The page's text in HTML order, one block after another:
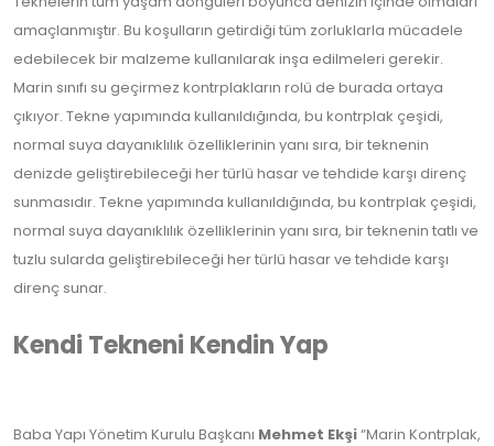
amaçlanmıştır. Bu koşulların getirdiği tüm zorluklarla mücadele
edebilecek bir malzeme kullanılarak inşa edilmeleri gerekir.
Marin sınıfı su geçirmez kontrplakların rolü de burada ortaya
çıkıyor. Tekne yapımında kullanıldığında, bu kontrplak çeşidi,
normal suya dayanıklılık özelliklerinin yanı sıra, bir teknenin
denizde geliştirebileceği her türlü hasar ve tehdide karşı direnç
sunmasıdır. Tekne yapımında kullanıldığında, bu kontrplak çeşidi,
normal suya dayanıklılık özelliklerinin yanı sıra, bir teknenin tatlı ve
tuzlu sularda geliştirebileceği her türlü hasar ve tehdide karşı
direnç sunar.
Kendi Tekneni Kendin Yap
Baba Yapı Yönetim Kurulu Başkanı Mehmet Ekşi“Marin Kontrplak,